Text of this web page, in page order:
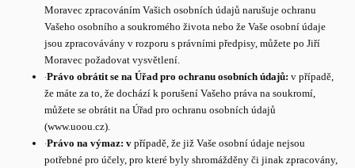
Moravec zpracováním Vašich osobních údajů narušuje ochranu
Vašeho osobního a soukromého života nebo že Vaše osobní údaje
jsou zpracovávány v rozporu s právními předpisy, můžete po Jiří
Moravec požadovat vysvětlení.
·Právo obrátit se na Úřad pro ochranu osobních údajů: v případě,
že máte za to, že dochází k porušení Vašeho práva na soukromí,
můžete se obrátit na Úřad pro ochranu osobních údajů
(www.uoou.cz).
·Právo na výmaz: v případě, že již Vaše osobní údaje nejsou
potřebné pro účely, pro které byly shromážděny či jinak zpracovány,